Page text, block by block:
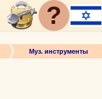
?
Муз. инструменты